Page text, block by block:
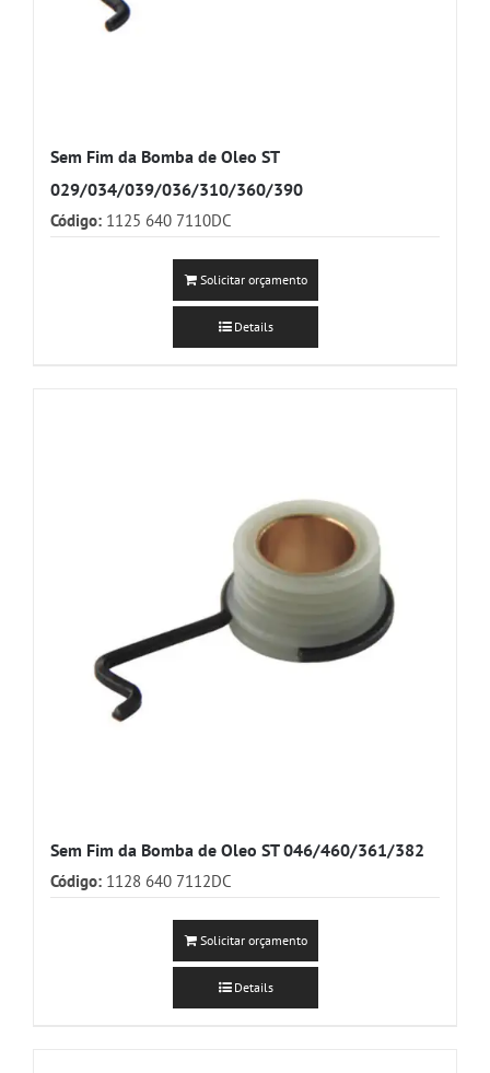
Sem Fim da Bomba de Oleo ST
029/034/039/036/310/360/390
Código: 1125 640 7110DC
Solicitar orçamento
Details
Sem Fim da Bomba de Oleo ST 046/460/361/382
Código: 1128 640 7112DC
Solicitar orçamento
Details